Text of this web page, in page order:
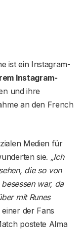
ist ein Instagram-
Instagram-
und ihre
an den French
Medien für
sie. „Ich
die so von
war, da
mit Runes
der Fans
postete Alma